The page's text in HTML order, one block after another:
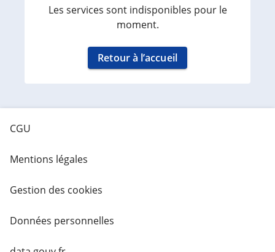
Les services sont indisponibles pour le
moment.
Retour à l’accueil
CGU
Mentions légales
Gestion des cookies
Données personnelles